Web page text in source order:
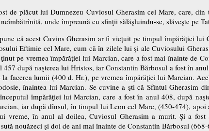
de plăcut lui Dumnezeu Cuviosul Gherasim cel Mare, care,
unde împreună cu sfinţii sălăşluindu-se, slăveşte pe
că acest Cuvios Gherasim ar fi vieţuit pe timpul împărăţiei
Eftimie cel Mare, cum că în zilele lui şi ale Cuviosului
pe vremea împărăţiei lui Marcian, care a fost mai înainte de
după naşterea lui Hristos, iar Constantin Bărbosul a fost în
facerea lumii (400 d. Hr.), pe vremea împărăţiei lui Marcian.
înaintea lui Marcian. Se cuvine a şti că Sfîntul Gherasim
împărăţiei lui Marcian, care a fost în anul 408, după
iar după dînsul, în timpul lui Leon cel Mare, (450-474),
vreme, în anul al doilea, Cuviosul Gherasim a murit. Şi a fost
nouăzeci şi doi de ani mai înainte de Constantin Bărbosul